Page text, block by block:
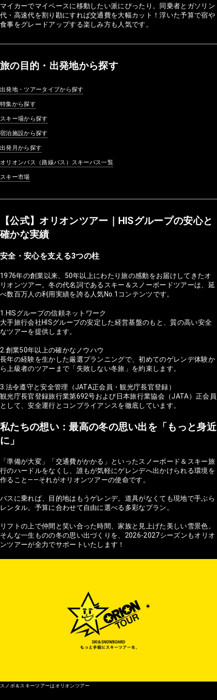
マイカーでマイペースに移動したい派にぴったり。同乗者とガソリン
代・高速代を割り勘にすれば交通費を大幅カット！浮いた予算で宿や
食事をグレードアップする楽しみ方も人気です。
旅の目的・出発地から探す
出発地・ツアータイプから探す
特集から探す
スキー場から探す
宿泊施設から探す
出発月から探す
オリオンバス（路線バス）スキーバス一覧
スキー市場
【公式】オリオンツアー｜HISグループの安心と
確かな実績
安全・安心を支える3つの柱
1976年の創業以来、50年以上にわたり旅の感動をお届けしてきたオ
リオンツアー。冬の代名詞であるスキー＆スノーボードツアーは、延
べ数百万人の利用実績を誇る人気No.1コンテンツです。
1.HISグループの信頼ネットワーク
大手旅行会社HISグループの安定した経営基盤のもと、質の高い安全
なツアーを提供します。
2.創業50年以上の確かなノウハウ
長年の経験を生かした厳選プランニングで、初めてのゲレンデ体験か
ら上級者のツアーまで「失敗しない冬旅」を約束します。
3.法令遵守と安全管理（JATA正会員・観光庁長官登録）
観光庁長官登録旅行業第692号および日本旅行業協会（JATA）正会員
として、安全運行とコンプライアンスを徹底しています。
私たちの想い：最高の冬の思い出を「もっと身近
に」
「準備が大変」「交通費がかかる」といったスノーボード＆スキー旅
行のハードルをなくし、誰もが気軽にゲレンデへ出かけられる環境を
作ること——それがオリオンツアーの使命です。
バスに乗れば、目的地はもうゲレンデ。道具がなくても現地で手ぶら
レンタル。予算に合わせて自由に選べる多彩なプラン。
リフトの上で仲間と笑い合った時間、家族と見上げた美しい雪景色。
そんな一生ものの冬の思い出づくりを、2026-2027シーズンもオリオ
ンツアーが全力でサポートいたします！
スノボ＆スキーツアーはオリオンツアー